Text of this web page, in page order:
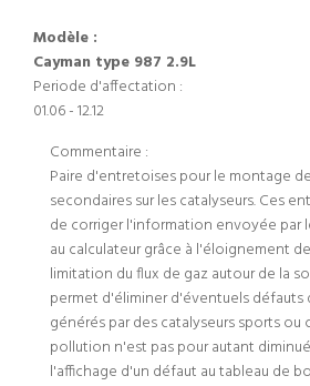
Modèle :
Cayman type 987 2.9L
Periode d'affectation :
01.06 - 12.12
Commentaire :
Paire d'entretoises pour le montage
secondaires sur les catalyseurs. Ces
de corriger l'information envoyée par
au calculateur grâce à l'éloignement
limitation du flux de gaz autour de la
permet d'éliminer d'éventuels
générés par des catalyseurs sports ou
pollution n'est pas pour autant
l'affichage d'un défaut au tableau de